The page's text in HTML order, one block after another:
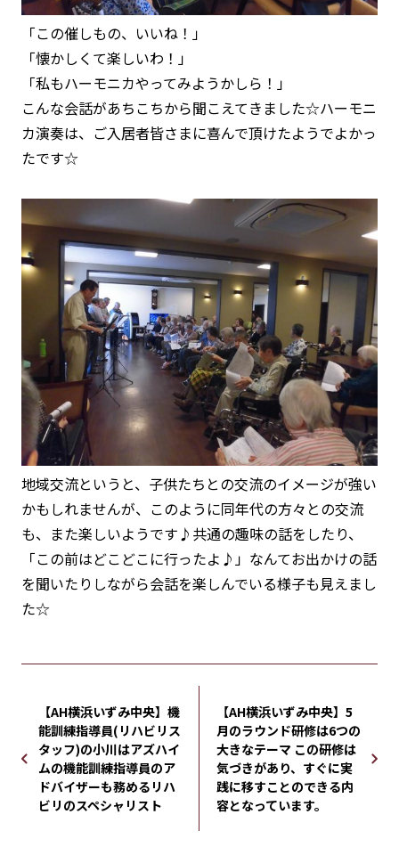
「この催しもの、いいね！」
「懐かしくて楽しいわ！」
「私もハーモニカやってみようかしら！」
こんな会話があちこちから聞こえてきました☆ハーモニ
カ演奏は、ご入居者皆さまに喜んで頂けたようでよかっ
たです☆
地域交流というと、子供たちとの交流のイメージが強い
かもしれませんが、このように同年代の方々との交流
も、また楽しいようです♪共通の趣味の話をしたり、
「この前はどこどこに行ったよ♪」なんてお出かけの話
を聞いたりしながら会話を楽しんでいる様子も見えまし
た☆
【AH横浜いずみ中央】機
能訓練指導員(リハビリス
タッフ)の小川はアズハイ
ムの機能訓練指導員のア
ドバイザーも務めるリハ
ビリのスペシャリスト
【AH横浜いずみ中央】5
月のラウンド研修は6つの
大きなテーマ この研修は
気づきがあり、すぐに実
践に移すことのできる内
容となっています。